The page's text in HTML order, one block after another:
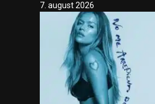
7. august 2026